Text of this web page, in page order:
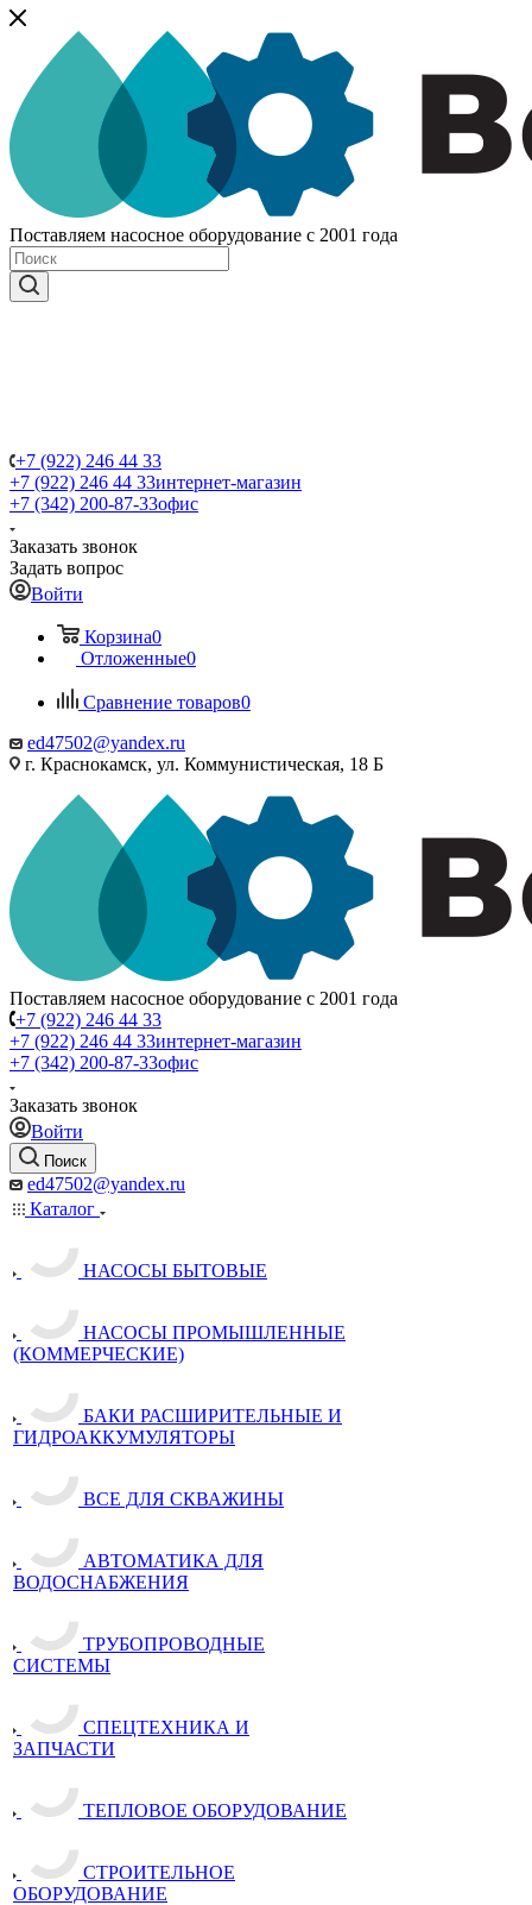
Поставляем насосное оборудование с 2001 года
+7 (922) 246 44 33
+7 (922) 246 44 33интернет-магазин
+7 (342) 200-87-33офис
Заказать звонок
Задать вопрос
Войти
Корзина0
Отложенные0
Сравнение товаров0
ed47502@yandex.ru
г. Краснокамск, ул. Коммунистическая, 18 Б
Поставляем насосное оборудование с 2001 года
+7 (922) 246 44 33
+7 (922) 246 44 33интернет-магазин
+7 (342) 200-87-33офис
Заказать звонок
Войти
Поиск
ed47502@yandex.ru
Каталог
НАСОСЫ БЫТОВЫЕ
НАСОСЫ ПРОМЫШЛЕННЫЕ
(КОММЕРЧЕСКИЕ)
БАКИ РАСШИРИТЕЛЬНЫЕ И
ГИДРОАККУМУЛЯТОРЫ
ВСЕ ДЛЯ СКВАЖИНЫ
АВТОМАТИКА ДЛЯ
ВОДОСНАБЖЕНИЯ
ТРУБОПРОВОДНЫЕ
СИСТЕМЫ
СПЕЦТЕХНИКА И
ЗАПЧАСТИ
ТЕПЛОВОЕ ОБОРУДОВАНИЕ
СТРОИТЕЛЬНОЕ
ОБОРУДОВАНИЕ